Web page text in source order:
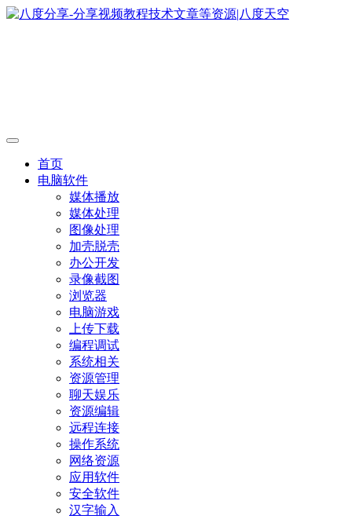
首页
电脑软件
媒体播放
媒体处理
图像处理
加壳脱壳
办公开发
录像截图
浏览器
电脑游戏
上传下载
编程调试
系统相关
资源管理
聊天娱乐
资源编辑
远程连接
操作系统
网络资源
应用软件
安全软件
汉字输入